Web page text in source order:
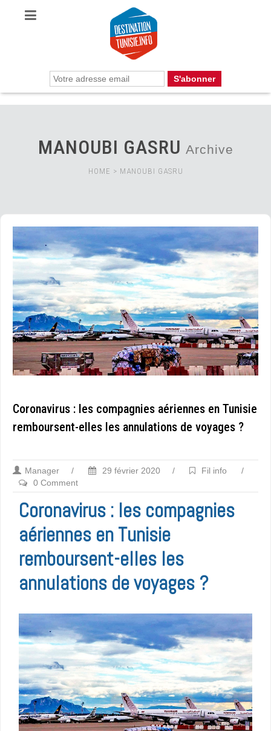
MANOUBI GASRU Archive
HOME > MANOUBI GASRU
Coronavirus : les compagnies aériennes en Tunisie
remboursent-elles les annulations de voyages ?
Manager / 29 février 2020 / Fil info
/
0 Comment
Coronavirus : les compagnies
aériennes en Tunisie
remboursent-elles les
annulations de voyages ?